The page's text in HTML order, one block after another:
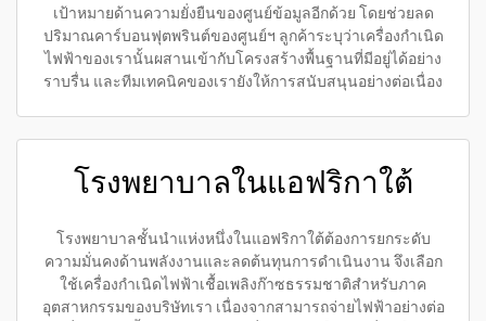
เป้าหมายด้านความยั่งยืนของศูนย์ข้อมูลอีกด้วย โดยช่วยลด
ปริมาณคาร์บอนฟุตพรินต์ของศูนย์ฯ ลูกค้าระบุว่าเครื่องกำเนิด
ไฟฟ้าของเรานั้นผสานเข้ากับโครงสร้างพื้นฐานที่มีอยู่ได้อย่าง
ราบรื่น และทีมเทคนิคของเรายังให้การสนับสนุนอย่างต่อเนื่อง
โรงพยาบาลในแอฟริกาใต้
โรงพยาบาลชั้นนำแห่งหนึ่งในแอฟริกาใต้ต้องการยกระดับ
ความมั่นคงด้านพลังงานและลดต้นทุนการดำเนินงาน จึงเลือก
ใช้เครื่องกำเนิดไฟฟ้าเชื้อเพลิงก๊าซธรรมชาติสำหรับภาค
อุตสาหกรรมของบริษัทเรา เนื่องจากสามารถจ่ายไฟฟ้าอย่างต่อ